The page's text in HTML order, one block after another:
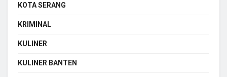
KOTA SERANG
KRIMINAL
KULINER
KULINER BANTEN